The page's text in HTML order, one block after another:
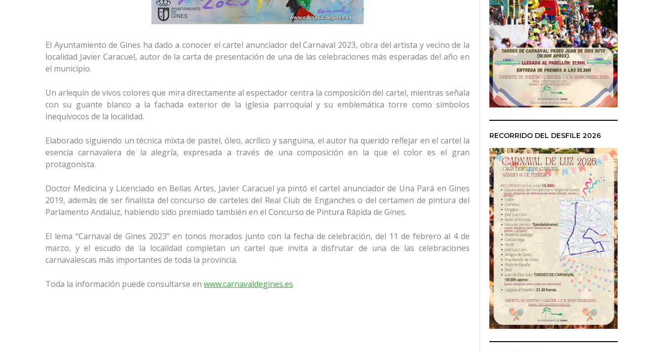
El Ayuntamiento de Gines ha dado a conocer el cartel anunciador del Carnaval 2023, obra del artista y vecino de la
localidad Javier Caracuel, autor de la carta de presentación de una de las celebraciones más esperadas del año en
el municipio.
Un arlequín de vivos colores que mira directamente al espectador centra la composición del cartel, mientras señala
con su guante blanco a la fachada exterior de la iglesia parroquial y su emblemática torre como símbolos
inequívocos de la localidad.
Elaborado siguiendo un técnica mixta de pastel, óleo, acrílico y sanguina, el autor ha querido reflejar en el cartel la
esencia carnavalera de la alegría, expresada a través de una composición en la que el color es el gran
protagonista.
Doctor Medicina y Licenciado en Bellas Artes, Javier Caracuel ya pintó el cartel anunciador de Una Pará en Gines
2019, además de ser finalista del concurso de carteles del Real Club de Enganches o del certamen de pintura del
Parlamento Andaluz, habiendo sido premiado también en el Concurso de Pintura Rápida de Gines.
El lema “Carnaval de Gines 2023” en tonos morados junto con la fecha de celebración, del 11 de febrero al 4 de
marzo, y el escudo de la localidad completan un cartel que invita a disfrutar de una de las celebraciones
carnavalescas más importantes de toda la provincia.
Toda la información puede consultarse en www.carnavaldegines.es
RECORRIDO DEL DESFILE 2026